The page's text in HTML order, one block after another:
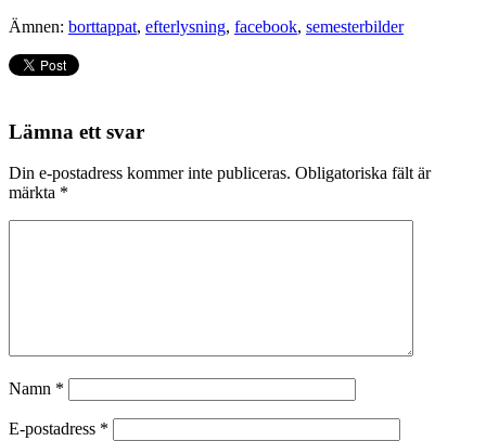
Ämnen: borttappat, efterlysning, facebook, semesterbilder
Lämna ett svar
Din e-postadress kommer inte publiceras. Obligatoriska fält är
märkta *
Namn *
E-postadress *